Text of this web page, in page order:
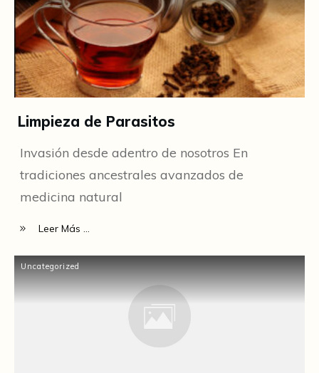
Limpieza de Parasitos
Invasión desde adentro de nosotros En
tradiciones ancestrales avanzados de
medicina natural
Leer Más ...
Uncategorized